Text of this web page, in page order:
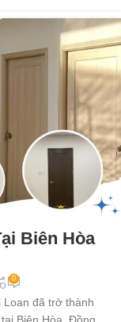
Biên Hòa
0
đã trở thành